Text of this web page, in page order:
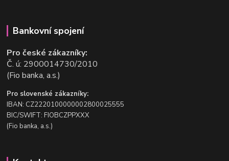
Bankovní spojení
Pro české zákazníky:
Č. ú: 2900014730/2010
(Fio banka, a.s.)
Pro slovenské zákazníky:
IBAN: CZ2220100000002800025555
BIC/SWIFT: FIOBCZPPXXX
(Fio banka, a.s.)